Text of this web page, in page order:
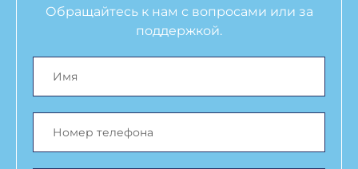
Обращайтесь к нам с вопросами или за
поддержкой.